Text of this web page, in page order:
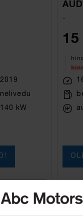
2019
nelivedu
140 kW
-
15